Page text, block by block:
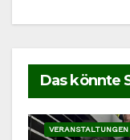
Das könnte
VERANSTALTUNGEN